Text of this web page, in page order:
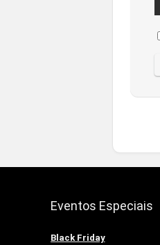
Eventos Especiais
Black Friday